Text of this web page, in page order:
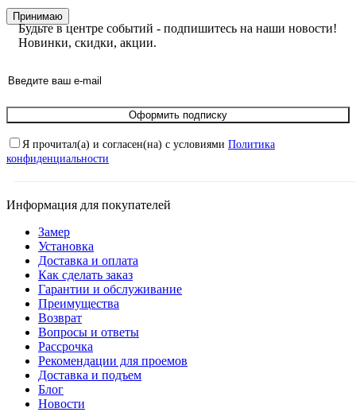
Принимаю
Будьте в центре событий - подпишитесь на наши новости!
Новинки, скидки, акции.
Оформить подписку
Я прочитал(а) и согласен(на) с условиями Политика
конфиденциальности
Информация для покупателей
Замер
Установка
Доставка и оплата
Как сделать заказ
Гарантии и обслуживание
Преимущества
Возврат
Вопросы и ответы
Рассрочка
Рекомендации для проемов
Доставка и подъем
Блог
Новости